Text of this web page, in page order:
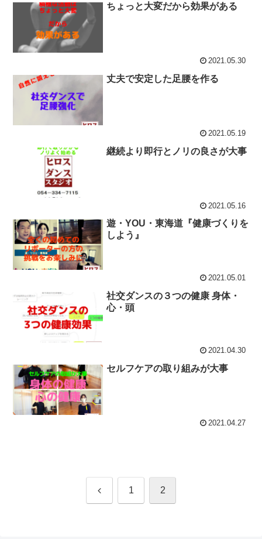
ちょっと大変だから効果がある
2021.05.30
丈夫で安定した足腰を作る
2021.05.19
継続より即行とノリの良さが大事
2021.05.16
遊・YOU・東海道『健康づくりを
しよう』
2021.05.01
社交ダンスの３つの健康 身体・
心・頭
2021.04.30
セルフケアの取り組みが大事
2021.04.27
前 1 2